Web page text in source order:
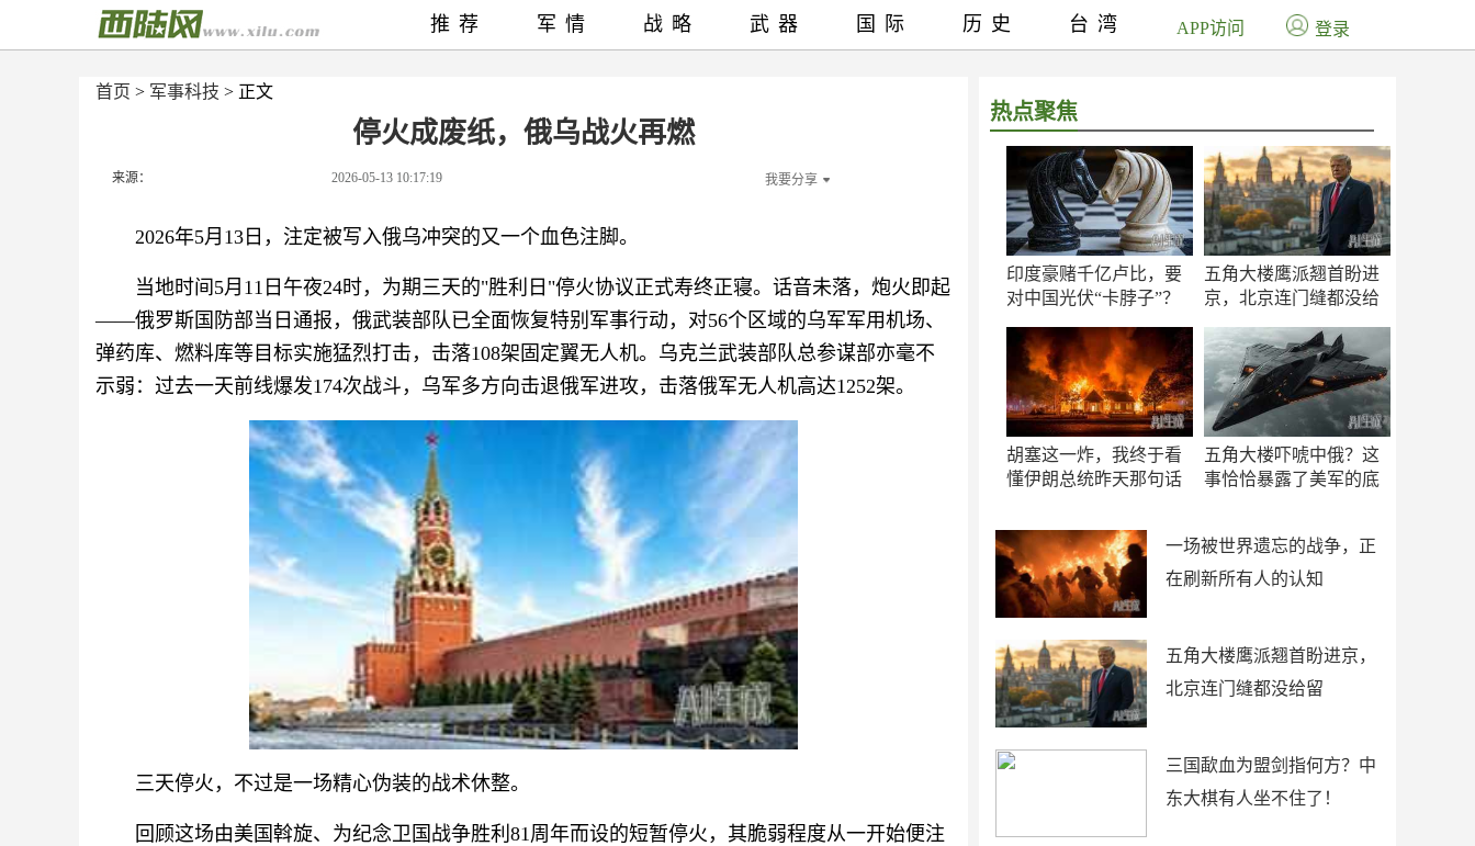
首页 > 军事科技 > 正文
停火成废纸，俄乌战火再燃
来源： 2026-05-13 10:17:19 我要分享
2026年5月13日，注定被写入俄乌冲突的又一个血色注脚。
当地时间5月11日午夜24时，为期三天的"胜利日"停火协议正式寿终正寝。话音未落，炮火即起
——俄罗斯国防部当日通报，俄武装部队已全面恢复特别军事行动，对56个区域的乌军军用机场、
弹药库、燃料库等目标实施猛烈打击，击落108架固定翼无人机。乌克兰武装部队总参谋部亦毫不
示弱：过去一天前线爆发174次战斗，乌军多方向击退俄军进攻，击落俄军无人机高达1252架。
三天停火，不过是一场精心伪装的战术休整。
回顾这场由美国斡旋、为纪念卫国战争胜利81周年而设的短暂停火，其脆弱程度从一开始便注
热点聚焦
印度豪赌千亿卢比，要
对中国光伏“卡脖子”？
五角大楼鹰派翘首盼进
京，北京连门缝都没给
胡塞这一炸，我终于看
懂伊朗总统昨天那句话
五角大楼吓唬中俄？这
事恰恰暴露了美军的底
一场被世界遗忘的战争，正
在刷新所有人的认知
五角大楼鹰派翘首盼进京，
北京连门缝都没给留
三国歃血为盟剑指何方？中
东大棋有人坐不住了！
推荐 军情 战略 武器 国际 历史 台湾 APP访问 登录